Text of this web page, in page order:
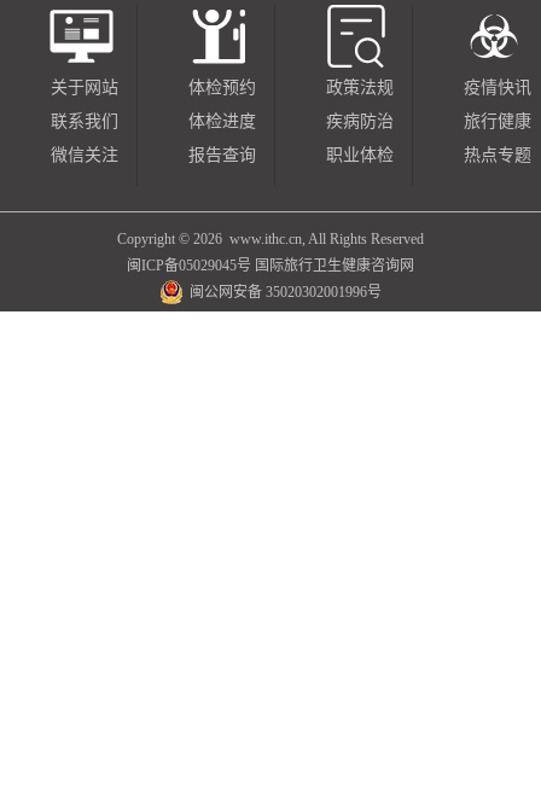
关于网站
联系我们
微信关注
体检预约
体检进度
报告查询
政策法规
疾病防治
职业体检
疫情快讯
旅行健康
热点专题
Copyright © 2026 www.ithc.cn, All Rights Reserved
闽ICP备05029045号 国际旅行卫生健康咨询网
闽公网安备 35020302001996号